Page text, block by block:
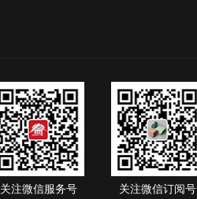
关注微信服务号
关注微信订阅号